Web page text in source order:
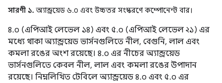
সারণী ১. অ্যান্ড্রয়েড ৬.০ এবং উচ্চতর সংস্করণে কম্পোনেন্ট বার।
৪.০ (এপিআই লেভেল ১৪) এবং ৫.০ (এপিআই লেভেল ২১) এর
মধ্যে থাকা অ্যান্ড্রয়েড ভার্সনগুলিতে নীল, বেগুনি, লাল এবং
কমলা রঙের অংশ রয়েছে। ৪.০ এর নীচের অ্যান্ড্রয়েড
ভার্সনগুলিতে কেবল নীল, লাল এবং কমলা রঙের উপাদান
রয়েছে। নিম্নলিখিত টেবিলে অ্যান্ড্রয়েড ৪.০ এবং ৫.০ এর